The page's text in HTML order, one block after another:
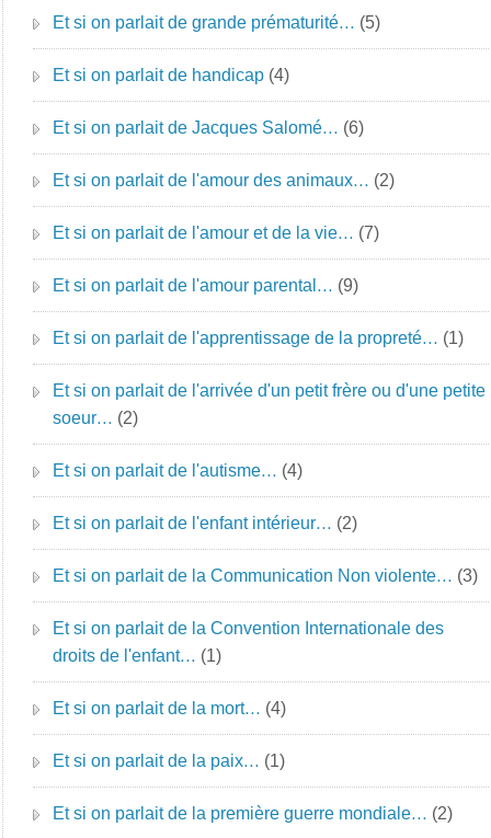
Et si on parlait de grande prématurité… (5)
Et si on parlait de handicap (4)
Et si on parlait de Jacques Salomé… (6)
Et si on parlait de l'amour des animaux… (2)
Et si on parlait de l'amour et de la vie… (7)
Et si on parlait de l'amour parental… (9)
Et si on parlait de l'apprentissage de la propreté… (1)
Et si on parlait de l'arrivée d'un petit frère ou d'une petite
soeur… (2)
Et si on parlait de l'autisme… (4)
Et si on parlait de l'enfant intérieur… (2)
Et si on parlait de la Communication Non violente… (3)
Et si on parlait de la Convention Internationale des
droits de l'enfant… (1)
Et si on parlait de la mort… (4)
Et si on parlait de la paix… (1)
Et si on parlait de la première guerre mondiale… (2)